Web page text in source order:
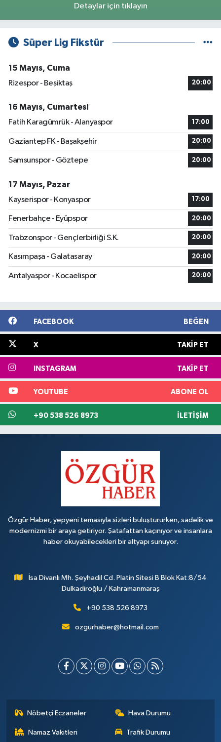
Detaylar için tıklayın
Süper Lig Fikstür
15 Mayıs, Cuma
Rizespor - Beşiktaş
20:00
16 Mayıs, Cumartesi
Fatih Karagümrük - Alanyaspor
17:00
Gaziantep FK - Başakşehir 20:00
Samsunspor - Göztepe 20:00
17 Mayıs, Pazar
Kayserispor - Konyaspor
17:00
Fenerbahçe - Eyüpspor 20:00
Trabzonspor - Gençlerbirliği S.K. 20:00
Kasımpaşa - Galatasaray 20:00
Antalyaspor - Kocaelispor 20:00
FACEBOOK BEĞEN
X TAKIP ET
INSTAGRAM TAKIP ET
YOUTUBE ABONE OL
+90 538 526 8973 İLETIŞIM
Özgür Haber, yepyeni temasıyla sizleri buluştururken, sadelik ve
modernizmi bir araya getiriyor. Şatafattan kaçınıyor ve insanlara
haber okuyabilecekleri bir altyapı sunuyor.
İsa Divanlı Mh. Şeyhadil Cd. Platin Sitesi B Blok Kat:8/54
Dulkadiroğlu / Kahramanmaraş
+90 538 526 8973
ozgurhaber@hotmail.com
Nöbetçi Eczaneler Hava Durumu
Namaz Vakitleri Trafik Durumu